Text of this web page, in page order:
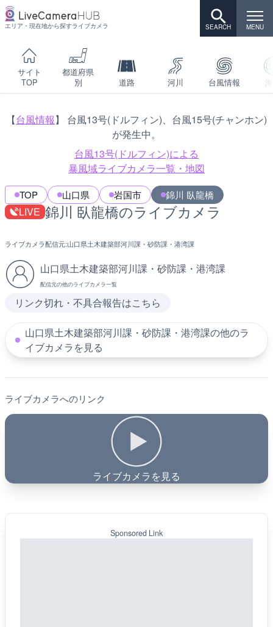
エリア・現在地から探すライブカメラ
サイト
TOP
都道府県
別
道路 河川 台風情報
【台風情報】 台風13号(ドルフィン)、台風15号(チャンホン)
が発生中。
台風13号(ドルフィン)による
暴風域ライブカメラ一覧・地図
TOP 山口県 岩国市 錦川 臥龍橋
LIVE 錦川 臥龍橋のライブカメラ
ライブカメラ配信元:山口県土木建築部河川課・砂防課・港湾課
山口県土木建築部河川課・砂防課・港湾課
配信元の他のライブカメラ一覧
リンク切れ・不具合報告はこちら
山口県土木建築部河川課・砂防課・港湾課の他のラ
イブカメラを見る
ライブカメラへのリンク
ライブカメラを見る
Sponsored Link